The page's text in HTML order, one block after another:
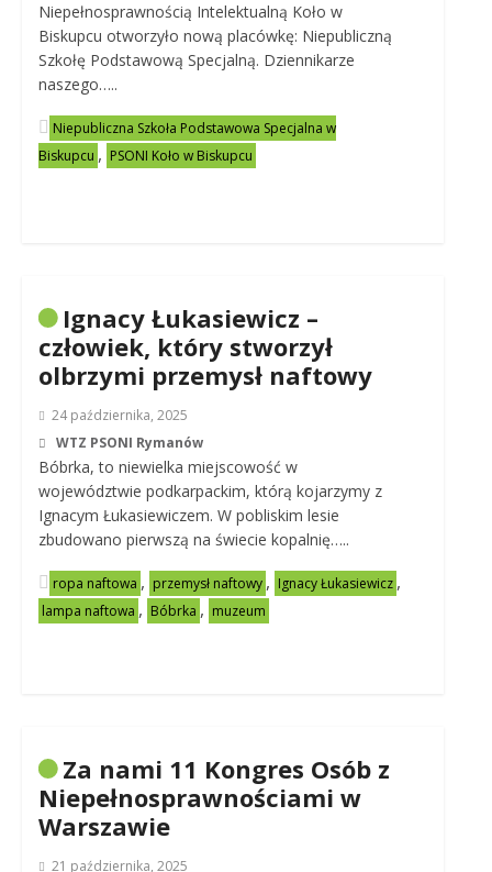
Niepełnosprawnością Intelektualną Koło w
Biskupcu otworzyło nową placówkę: Niepubliczną
Szkołę Podstawową Specjalną. Dziennikarze
naszego…..
Niepubliczna Szkoła Podstawowa Specjalna w
Biskupcu , PSONI Koło w Biskupcu
Ignacy Łukasiewicz –
człowiek, który stworzył
olbrzymi przemysł naftowy
24 października, 2025
WTZ PSONI Rymanów
Bóbrka, to niewielka miejscowość w
województwie podkarpackim, którą kojarzymy z
Ignacym Łukasiewiczem. W pobliskim lesie
zbudowano pierwszą na świecie kopalnię…..
ropa naftowa , przemysł naftowy , Ignacy Łukasiewicz ,
lampa naftowa , Bóbrka , muzeum
Za nami 11 Kongres Osób z
Niepełnosprawnościami w
Warszawie
21 października, 2025